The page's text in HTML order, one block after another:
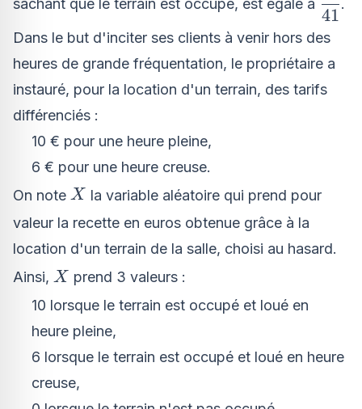
sachant que le terrain est occupé, est égale à
{41}
41
.
Dans le but d'inciter ses clients à venir hors des
heures de grande fréquentation, le propriétaire a
instauré, pour la location d'un terrain, des tarifs
différenciés :
10 € pour une heure pleine,
6 € pour une heure creuse.
On note X
X la variable aléatoire qui prend pour
valeur la recette en euros obtenue grâce à la
location d'un terrain de la salle, choisi au hasard.
Ainsi, X
X prend 3 valeurs :
10 lorsque le terrain est occupé et loué en
heure pleine,
6 lorsque le terrain est occupé et loué en heure
creuse,